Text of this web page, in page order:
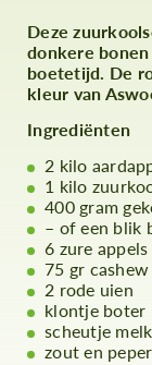
Deze
donkere
boetetijd. De
kleur van
Ingrediënten
2 kilo
1 kilo
400 gram
– of een blik
6 zure appels
75 gr
2 rode uien
klontje boter
scheutje melk
zout en peper